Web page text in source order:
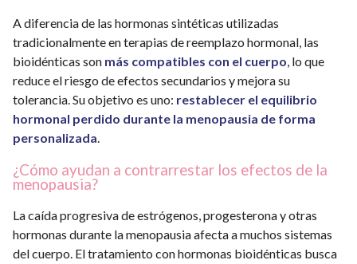
A diferencia de las hormonas sintéticas utilizadas
tradicionalmente en terapias de reemplazo hormonal, las
bioidénticas son más compatibles con el cuerpo, lo que
reduce el riesgo de efectos secundarios y mejora su
tolerancia. Su objetivo es uno: restablecer el equilibrio
hormonal perdido durante la menopausia de forma
personalizada.
¿Cómo ayudan a contrarrestar los efectos de la
menopausia?
La caída progresiva de estrógenos, progesterona y otras
hormonas durante la menopausia afecta a muchos sistemas
del cuerpo. El tratamiento con hormonas bioidénticas busca